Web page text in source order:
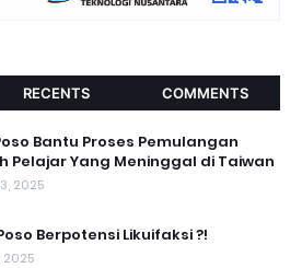
RECENTS COMMENTS
Bantu Proses Pemulangan
Pelajar Yang Meninggal di Taiwan
2025
Berpotensi Likuifaksi ?!
2025